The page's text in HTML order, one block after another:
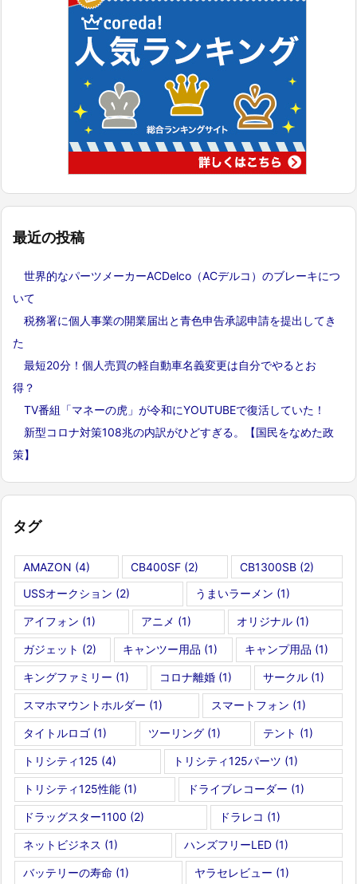
最近の投稿
世界的なパーツメーカーACDelco（ACデルコ）のブレーキにつ
いて
税務署に個人事業の開業届出と青色申告承認申請を提出してき
た
最短20分！個人売買の軽自動車名義変更は自分でやるとお
得？
TV番組「マネーの虎」が令和にYOUTUBEで復活していた！
新型コロナ対策108兆の内訳がひどすぎる。【国民をなめた政
策】
タグ
AMAZON (4) CB400SF (2) CB1300SB(2)
USSオークション (2) うまいラーメン (1)
アイフォン (1) アニメ (1) オリジナル (1)
ガジェット (2) キャンツー用品 (1) キャンプ用品 (1)
キングファミリー (1) コロナ離婚 (1) サークル(1)
スマホマウントホルダー (1) スマートフォン (1)
タイトルロゴ (1) ツーリング (1) テント (1)
トリシティ125 (4) トリシティ125パーツ (1)
トリシティ125性能 (1) ドライブレコーダー (1)
ドラッグスター1100 (2) ドラレコ (1)
ネットビジネス (1) ハンズフリーLED (1)
バッテリーの寿命 (1) ヤラセレビュー (1)